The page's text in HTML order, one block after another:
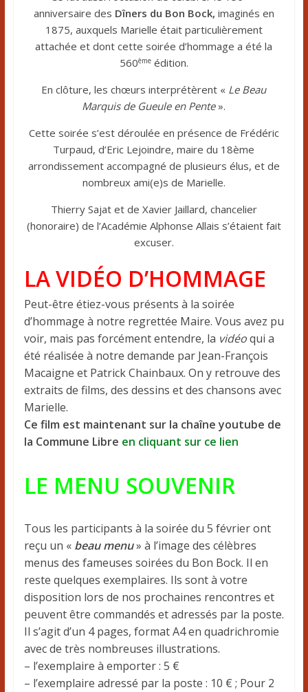
anniversaire des Dîners du Bon Bock, imaginés en
1875, auxquels Marielle était particulièrement
attachée et dont cette soirée d’hommage a été la
560èmeédition.
En clôture, les chœurs interprétèrent « Le Beau
Marquis de Gueule en Pente».
Cette soirée s’est déroulée en présence de Frédéric
Turpaud, d’Eric Lejoindre, maire du 18ème
arrondissement accompagné de plusieurs élus, et de
nombreux ami(e)s de Marielle.
Thierry Sajat et de Xavier Jaillard, chancelier
(honoraire) de l’Académie Alphonse Allais s’étaient fait
excuser.
LA VIDÉO D’HOMMAGE
Peut-être étiez-vous présents à la soirée
d’hommage à notre regrettée Maire. Vous avez pu
voir, mais pas forcément entendre, la vidéoqui a
été réalisée à notre demande par Jean-François
Macaigne et Patrick Chainbaux. On y retrouve des
extraits de films, des dessins et des chansons avec
Marielle.
Ce film est maintenant sur la chaîne youtube de
la Commune Libre en cliquant sur ce lien
LE MENU SOUVENIR
Tous les participants à la soirée du 5 février ont
reçu un « beau menu» à l’image des célèbres
menus des fameuses soirées du Bon Bock. Il en
reste quelques exemplaires. Ils sont à votre
disposition lors de nos prochaines rencontres et
peuvent être commandés et adressés par la poste.
Il s’agit d’un 4 pages, format A4 en quadrichromie
avec de très nombreuses illustrations.
– l’exemplaire à emporter : 5 €
– l’exemplaire adressé par la poste : 10 € ; Pour 2